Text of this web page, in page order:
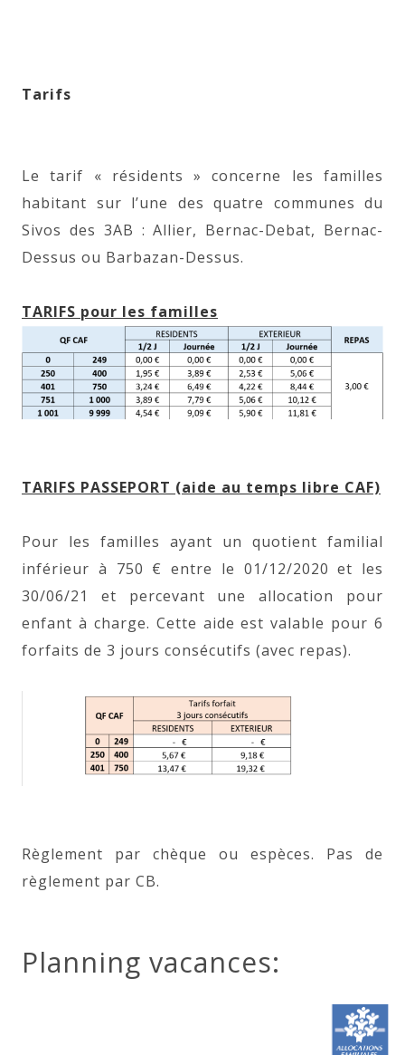
Tarifs
Le tarif « résidents » concerne les familles
habitant sur l’une des quatre communes du
Sivos des 3AB : Allier, Bernac-Debat, Bernac-
Dessus ou Barbazan-Dessus.
TARIFS pour les familles
TARIFS PASSEPORT (aide au temps libre CAF)
Pour les familles ayant un quotient familial
inférieur à 750 € entre le 01/12/2020 et les
30/06/21 et percevant une allocation pour
enfant à charge. Cette aide est valable pour 6
forfaits de 3 jours consécutifs (avec repas).
Règlement par chèque ou espèces. Pas de
règlement par CB.
Planning vacances: